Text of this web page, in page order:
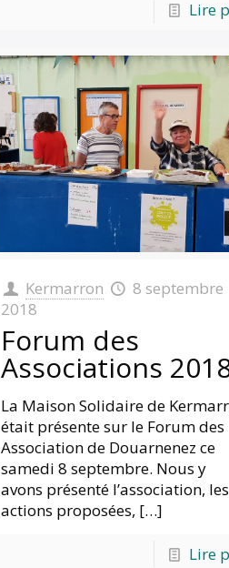
Lire
Kermarron
8 septembre
2018
Forum des
Associations
La Maison Solidaire de
était présente sur le Forum des
Association de Douarnenez ce
samedi 8 septembre. Nous y
avons présenté l’association, les
actions proposées, […]
Lire